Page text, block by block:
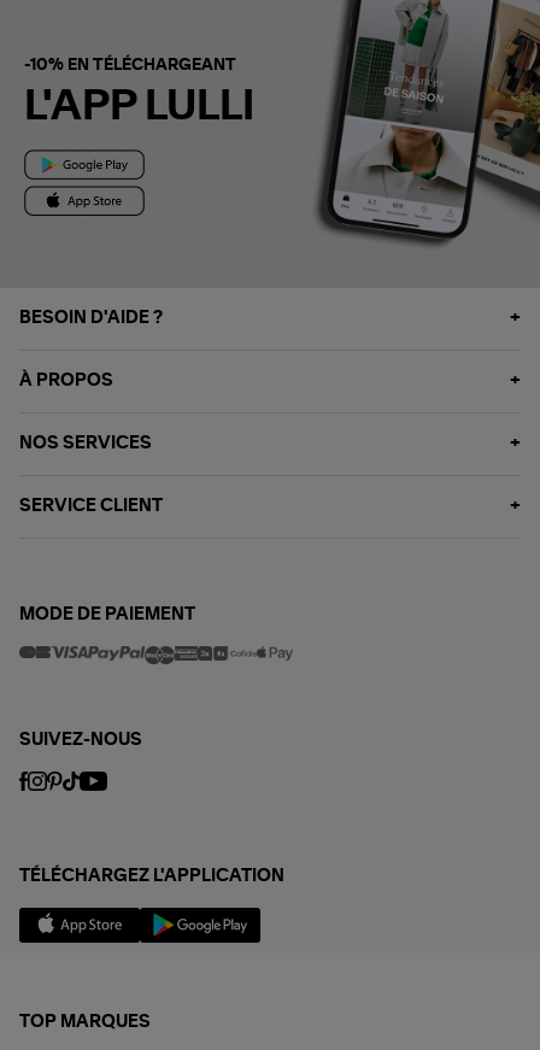
-10% EN TÉLÉCHARGEANT
L'APP LULLI
BESOIN D'AIDE ?
À PROPOS
NOS SERVICES
SERVICE CLIENT
MODE DE PAIEMENT
SUIVEZ-NOUS
TÉLÉCHARGEZ L'APPLICATION
TOP MARQUES